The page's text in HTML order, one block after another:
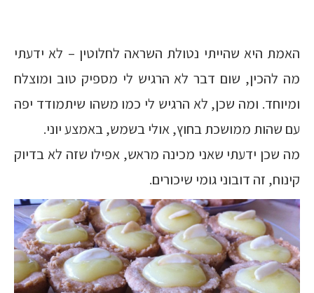
האמת היא שהייתי נטולת השראה לחלוטין – לא ידעתי
מה להכין, שום דבר לא הרגיש לי מספיק טוב ומוצלח
ומיוחד. ומה שכן, לא הרגיש לי כמו משהו שיתמודד יפה
עם שהות ממושכת בחוץ, אולי בשמש, באמצע יוני.
מה שכן ידעתי שאני מכינה מראש, אפילו שזה לא בדיוק
קינוח, זה דובוני גומי שיכורים.